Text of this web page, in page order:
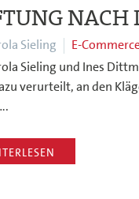
NACH
Sieling
E-
Sieling und Ines
verurteilt, an den